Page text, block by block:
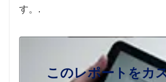
す。.
このレポートをカ